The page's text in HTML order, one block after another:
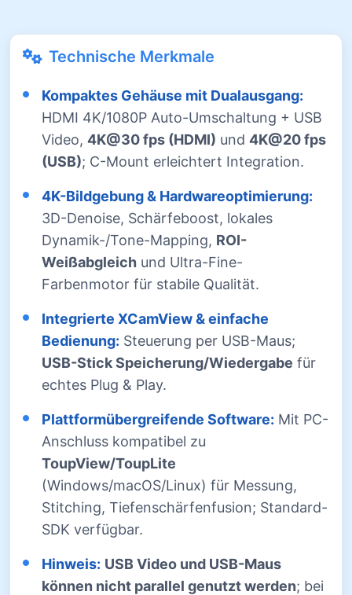
Technische Merkmale
Kompaktes Gehäuse mit Dualausgang:
HDMI 4K/1080P Auto-Umschaltung + USB
Video, 4K@30 fps (HDMI) und 4K@20 fps
(USB); C-Mount erleichtert Integration.
4K-Bildgebung & Hardwareoptimierung:
3D-Denoise, Schärfeboost, lokales
Dynamik-/Tone-Mapping, ROI-
Weißabgleich und Ultra-Fine-
Farbenmotor für stabile Qualität.
Integrierte XCamView & einfache
Bedienung: Steuerung per USB-Maus;
USB-Stick Speicherung/Wiedergabe für
echtes Plug & Play.
Plattformübergreifende Software: Mit PC-
Anschluss kompatibel zu
ToupView/ToupLite
(Windows/macOS/Linux) für Messung,
Stitching, Tiefenschärfenfusion; Standard-
SDK verfügbar.
Hinweis: USB Video und USB-Maus
können nicht parallel genutzt werden; bei